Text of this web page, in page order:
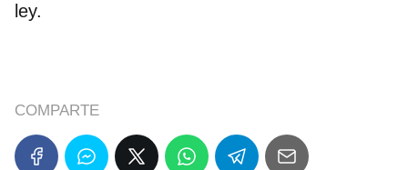
ley.
COMPARTE